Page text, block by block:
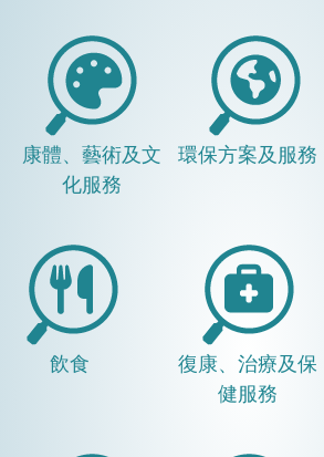
康體、藝術及文
化服務
環保方案及服務
飲食
復康、治療及保
健服務